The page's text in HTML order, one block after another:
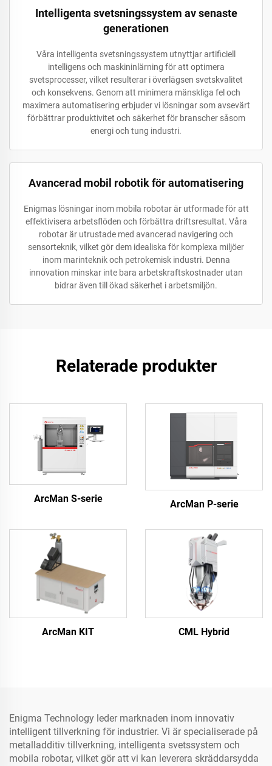
Intelligenta svetsningssystem av senaste
generationen
Våra intelligenta svetsningssystem utnyttjar artificiell
intelligens och maskininlärning för att optimera
svetsprocesser, vilket resulterar i överlägsen svetskvalitet
och konsekvens. Genom att minimera mänskliga fel och
maximera automatisering erbjuder vi lösningar som avsevärt
förbättrar produktivitet och säkerhet för branscher såsom
energi och tung industri.
Avancerad mobil robotik för automatisering
Enigmas lösningar inom mobila robotar är utformade för att
effektivisera arbetsflöden och förbättra driftsresultat. Våra
robotar är utrustade med avancerad navigering och
sensorteknik, vilket gör dem idealiska för komplexa miljöer
inom marinteknik och petrokemisk industri. Denna
innovation minskar inte bara arbetskraftskostnader utan
bidrar även till ökad säkerhet i arbetsmiljön.
Relaterade produkter
ArcMan S-serie ArcMan P-serie
ArcMan KIT CML Hybrid
Enigma Technology leder marknaden inom innovativ
intelligent tillverkning för industrier. Vi är specialiserade på
metalladditiv tillverkning, intelligenta svetssystem och
mobila robotar, vilket gör att vi kan leverera skräddarsydda